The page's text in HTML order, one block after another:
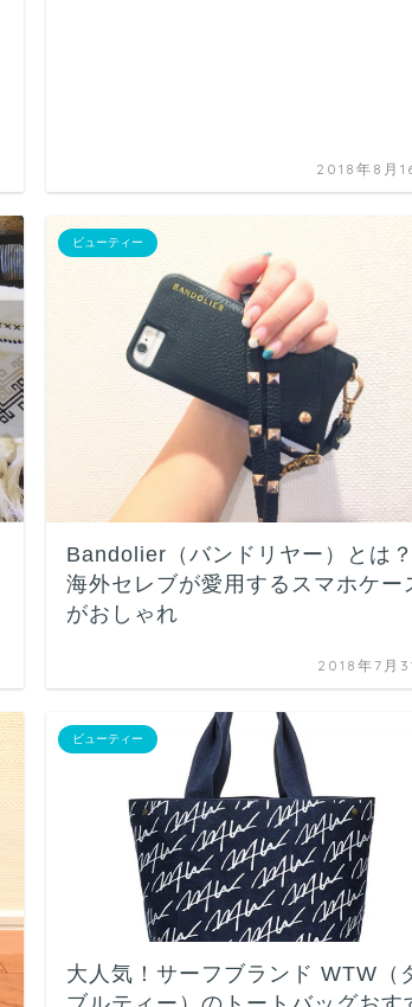
2018年8月
ビューティー
Bandolier（バンドリヤー）とは？
海外セレブが愛用するスマホケー
がおしゃれ
2018年7月
ビューティー
大人気！サーフブランド WTW（